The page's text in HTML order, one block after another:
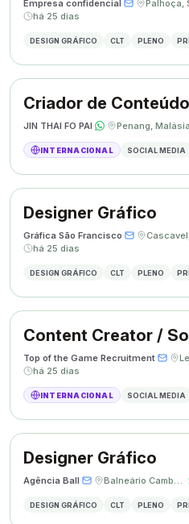
Empresa confidencial· ·
há 25 dias
DESIGN GRÁFICO CLT PLENO
Criador de Conteúdo
JIN THAI FO PAI· · Penang, Malásia
INTERNACIONAL SOCIAL MEDIA
Designer Gráfico
Gráfica São Francisco· ·
há 25 dias
DESIGN GRÁFICO CLT PLENO
Content Creator /
Top of the Game Recruitment· ·
há 25 dias
INTERNACIONAL SOCIAL MEDIA
Designer Gráfico
Agência Ball· · Balneário Camboriú, SC ·
DESIGN GRÁFICO CLT PLENO